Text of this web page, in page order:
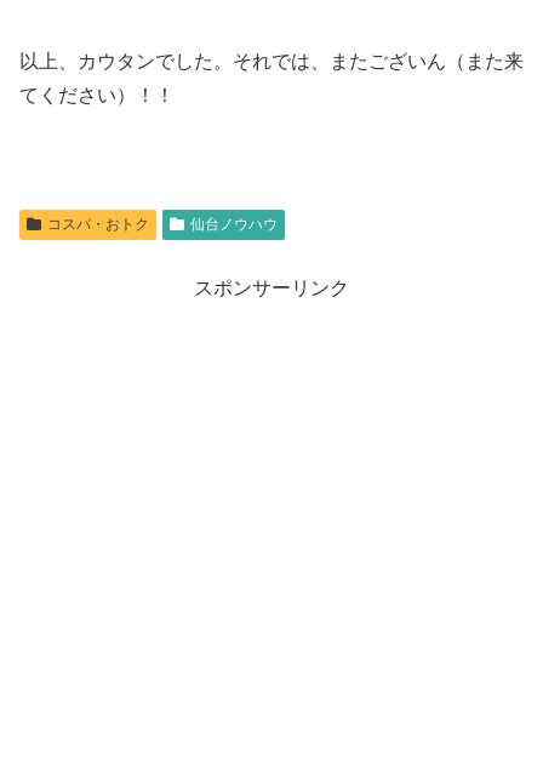
以上、カウタンでした。それでは、またございん（また来
てください）！！
コスパ・おトク 仙台ノウハウ
スポンサーリンク